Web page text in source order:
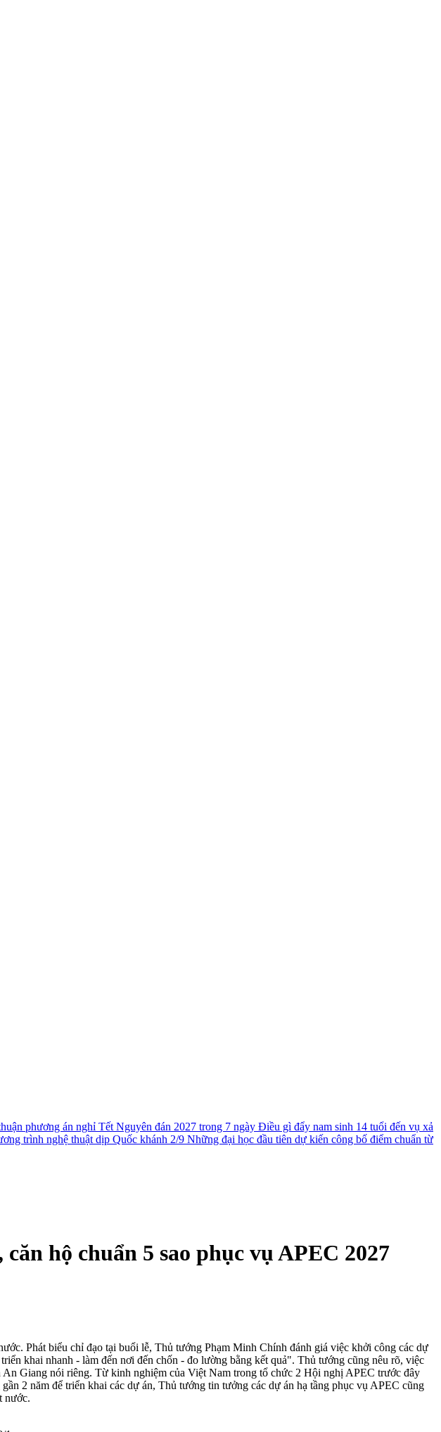
phương án nghỉ Tết Nguyên đán 2027 trong 7 ngày Điều gì đẩy nam sinh 14 tuổi đến vụ xả
trình nghệ thuật dịp Quốc khánh 2/9 Những đại học đầu tiên dự kiến công bố điểm chuẩn từ
hộ chuẩn 5 sao phục vụ APEC 2027
Phát biểu chỉ đạo tại buổi lễ, Thủ tướng Phạm Minh Chính đánh giá việc khởi công các dự
khai nhanh - làm đến nơi đến chốn - đo lường bằng kết quả". Thủ tướng cũng nêu rõ, việc
An Giang nói riêng. Từ kinh nghiệm của Việt Nam trong tổ chức 2 Hội nghị APEC trước đây
2 năm để triển khai các dự án, Thủ tướng tin tưởng các dự án hạ tầng phục vụ APEC cũng
nước.